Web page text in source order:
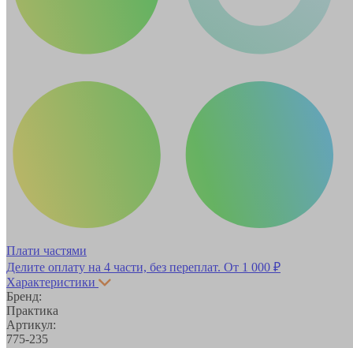
Плати частями
Делите оплату на 4 части, без переплат. От 1 000 ₽
Характеристики
Бренд:
Практика
Артикул:
775-235